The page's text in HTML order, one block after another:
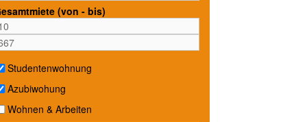
(von - bis)
Studentenwohnung
Azubiwohung
Wohnen & Arbeiten